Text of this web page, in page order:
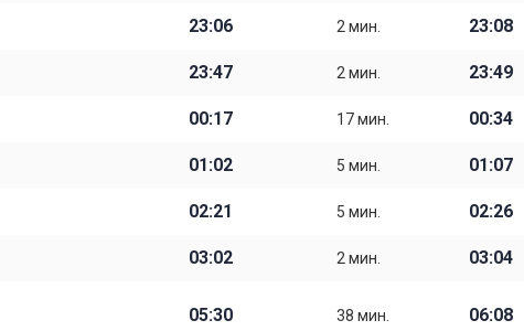
23:06 2 мин. 23:08
23:47 2 мин. 23:49
00:17 17 мин. 00:34
01:02 5 мин. 01:07
02:21 5 мин. 02:26
03:02 2 мин. 03:04
05:30 38 мин. 06:08